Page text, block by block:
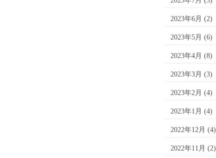
2023年6月 (2)
2023年5月 (6)
2023年4月 (8)
2023年3月 (3)
2023年2月 (4)
2023年1月 (4)
2022年12月 (4)
2022年11月 (2)